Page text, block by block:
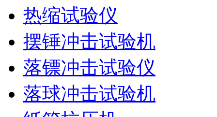
热缩试验仪
摆锤冲击试验机
落镖冲击试验仪
落球冲击试验机